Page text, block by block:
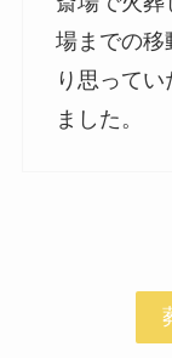
場までの移
り思って
ました。